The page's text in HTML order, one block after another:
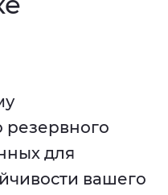
резервного
для
вашего